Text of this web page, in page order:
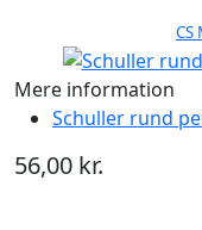
CS
Mere information
Schuller rund
56,00 kr.